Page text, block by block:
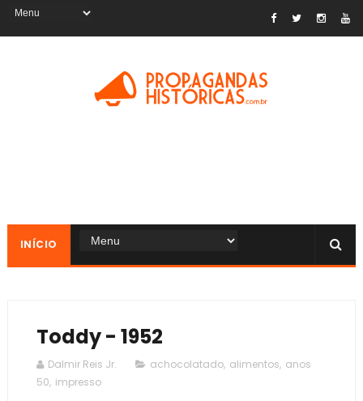
INÍCIO
Toddy - 1952
Dalmir Reis Jr. achocolatado, alimentos, anos
50, impresso